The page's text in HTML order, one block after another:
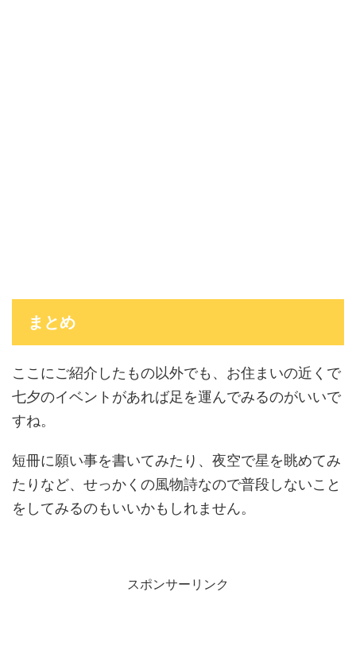
まとめ
ここにご紹介したもの以外でも、お住まいの近くで
七夕のイベントがあれば足を運んでみるのがいいで
すね。
短冊に願い事を書いてみたり、夜空で星を眺めてみ
たりなど、せっかくの風物詩なので普段しないこと
をしてみるのもいいかもしれません。
スポンサーリンク